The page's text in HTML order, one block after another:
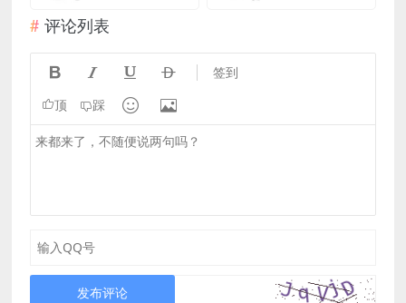
评论列表
    签到
顶 踩  
发布评论